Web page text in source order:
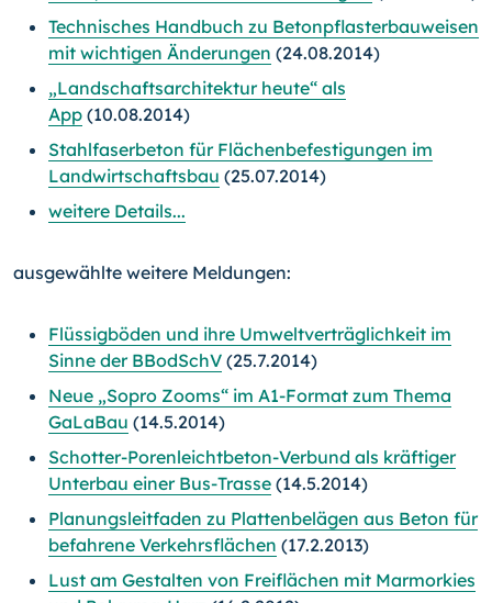
Technisches Handbuch zu Betonpflasterbauweisen
mit wichtigen Änderungen (24.08.2014)
„Landschaftsarchitektur heute“ als
App (10.08.2014)
Stahlfaserbeton für Flächenbefestigungen im
Landwirtschaftsbau (25.07.2014)
weitere Details...
ausgewählte weitere Meldungen:
Flüssigböden und ihre Umweltverträglichkeit im
Sinne der BBodSchV (25.7.2014)
Neue „Sopro Zooms“ im A1-Format zum Thema
GaLaBau (14.5.2014)
Schotter-Porenleichtbeton-Verbund als kräftiger
Unterbau einer Bus-Trasse (14.5.2014)
Planungsleitfaden zu Plattenbelägen aus Beton für
befahrene Verkehrsflächen (17.2.2013)
Lust am Gestalten von Freiflächen mit Marmorkies